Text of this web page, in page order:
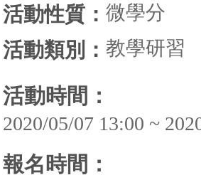
活動性質： 微學分
活動類別： 教學研習
活動時間：
2020/05/07 13:00 ~
報名時間：